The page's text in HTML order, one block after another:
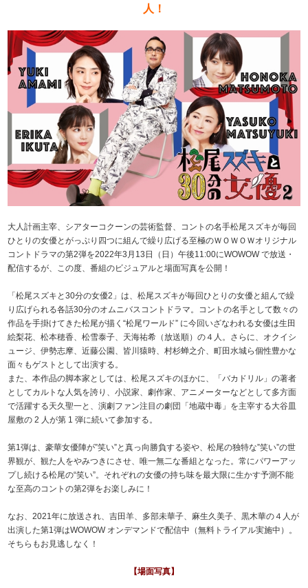
人！
大人計画主宰、シアターコクーンの芸術監督、コントの名手松尾スズキが毎回
ひとりの女優とがっぷり四つに組んで繰り広げる至極のＷＯＷＯＷオリジナル
コントドラマの第2弾を2022年3月13日（日）午後11:00にWOWOW で放送・
配信するが、この度、番組のビジュアルと場面写真を公開！
「松尾スズキと30分の女優2」は、松尾スズキが毎回ひとりの女優と組んで繰
り広げられる各話30分のオムニバスコントドラマ。コントの名手として数々の
作品を手掛けてきた松尾が描く“松尾ワールド” に今回いざなわれる女優は生田
絵梨花、松本穂香、松雪泰子、天海祐希（放送順）の４人。さらに、オクイシ
ュージ、伊勢志摩、近藤公園、皆川猿時、村杉蝉之介、町田水城ら個性豊かな
面々もゲストとして出演する。
また、本作品の脚本家としては、松尾スズキのほかに、「バカドリル」の著者
としてカルトな人気を誇り、小説家、劇作家、アニメーターなどとして多方面
で活躍する天久聖一と、演劇ファン注目の劇団「地蔵中毒」を主宰する大谷皿
屋敷の 2 人が第 1 弾に続いて参加する。
第1弾は、豪華女優陣が”笑い”と真っ向勝負する姿や、松尾の独特な”笑い”の世
界観が、観た人をやみつきにさせ、唯一無二な番組となった。常にパワーアッ
プし続ける松尾の“笑い”。それぞれの女優の持ち味を最大限に生かす予測不能
な至高のコントの第2弾をお楽しみに！
なお、2021年に放送され、吉田羊、多部未華子、麻生久美子、黒木華の４人が
出演した第1弾はWOWOW オンデマンドで配信中（無料トライアル実施中）。
そちらもお見逃しなく！
【場面写真】